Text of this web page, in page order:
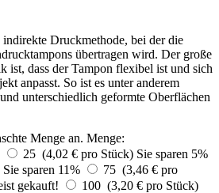
Druckmethode, bei der die
übertragen wird. Der große
ist, dass der Tampon flexibel ist und sich
anpasst. So ist es unter anderem
unterschiedlich geformte Oberflächen
Menge an. Menge:
25 (4,02 € pro Stück) Sie sparen 5%
Sie sparen 11%
75 (3,46 € pro
gekauft!
100 (3,20 € pro Stück)